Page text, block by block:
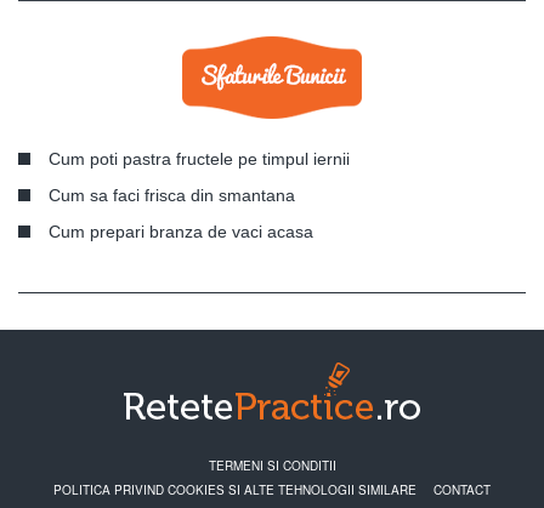
Cum poti pastra fructele pe timpul iernii
Cum sa faci frisca din smantana
Cum prepari branza de vaci acasa
TERMENI SI CONDITII
POLITICA PRIVIND COOKIES SI ALTE TEHNOLOGII SIMILARE
CONTACT